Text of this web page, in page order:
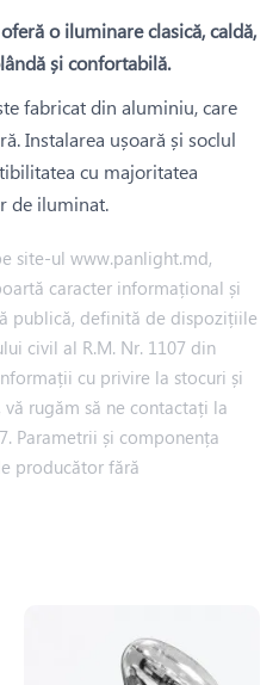
o iluminare clasică, caldă,
și confortabilă.
fabricat din aluminiu, care
Instalarea ușoară și soclul
cu majoritatea
de iluminat.
site-ul www.panlight.md,
caracter informațional și
publică, definită de dispozițiile
civil al R.M. Nr. 1107 din
cu privire la stocuri și
rugăm să ne contactați la
Parametrii și componența
producător fără